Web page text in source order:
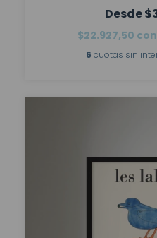
$22.927,50 con
6 cuotas sin